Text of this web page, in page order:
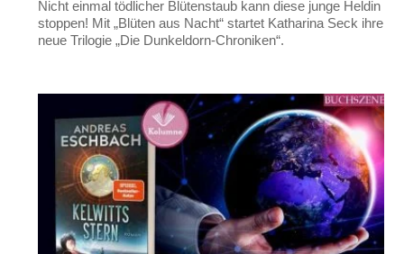
Nicht einmal tödlicher Blütenstaub kann diese junge Heldin
stoppen! Mit „Blüten aus Nacht“ startet Katharina Seck ihre
neue Trilogie „Die Dunkeldorn-Chroniken“.